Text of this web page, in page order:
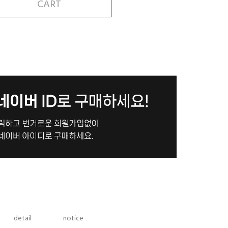
CART
detail notice